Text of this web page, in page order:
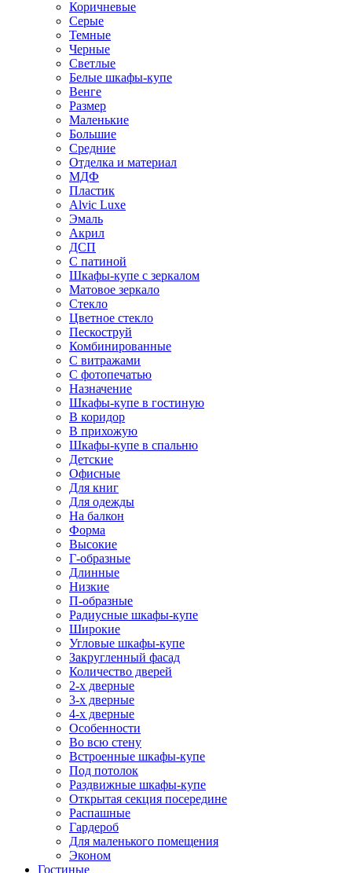
Коричневые
Серые
Темные
Черные
Светлые
Белые шкафы-купе
Венге
Размер
Маленькие
Большие
Средние
Отделка и материал
МДФ
Пластик
Alvic Luxe
Эмаль
Акрил
ДСП
С патиной
Шкафы-купе с зеркалом
Матовое зеркало
Стекло
Цветное стекло
Пескоструй
Комбинированные
С витражами
С фотопечатью
Назначение
Шкафы-купе в гостиную
В коридор
В прихожую
Шкафы-купе в спальню
Детские
Офисные
Для книг
Для одежды
На балкон
Форма
Высокие
Г-образные
Длинные
Низкие
П-образные
Радиусные шкафы-купе
Широкие
Угловые шкафы-купе
Закругленный фасад
Количество дверей
2-х дверные
3-х дверные
4-х дверные
Особенности
Во всю стену
Встроенные шкафы-купе
Под потолок
Раздвижные шкафы-купе
Открытая секция посередине
Распашные
Гардероб
Для маленького помещения
Эконом
Гостиные